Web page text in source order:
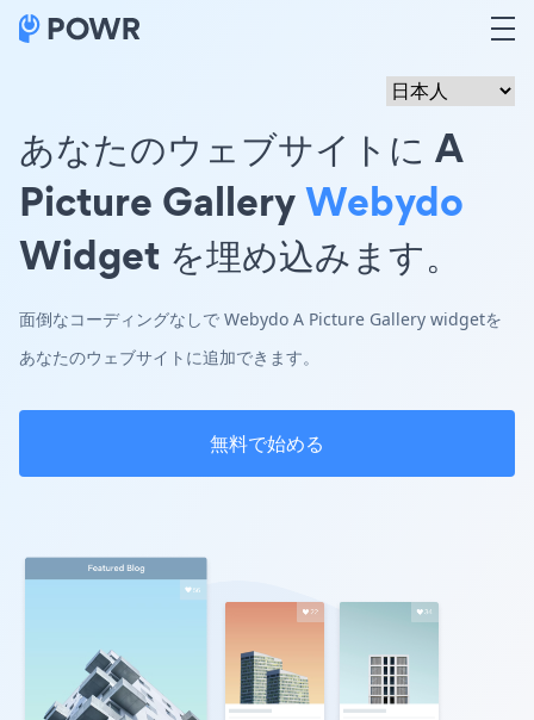
あなたのウェブサイトに A
Picture GalleryWebydo
Widget を埋め込みます。
面倒なコーディングなしで Webydo A Picture Gallery widgetを
あなたのウェブサイトに追加できます。
無料で始める